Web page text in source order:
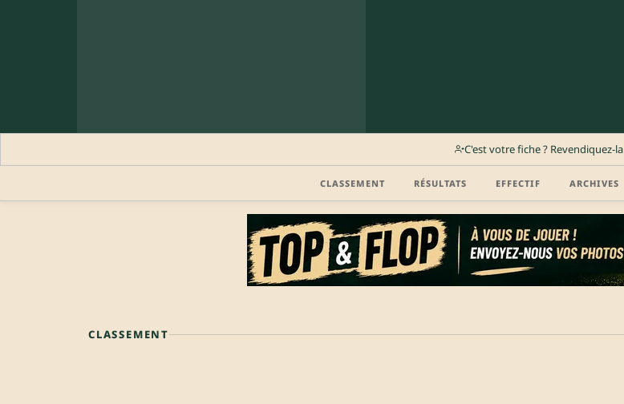
C'est votre fiche ? Revendiquez-la
CLASSEMENT RÉSULTATS EFFECTIF ARCHIVES
CLASSEMENT